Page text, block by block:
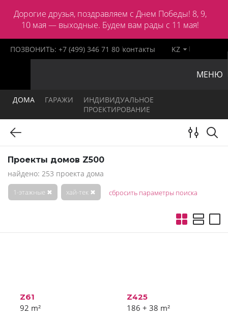
Дорогие друзья, поздравляем с Днем Победы! 8, 9,
10 мая — выходные. Будем вам рады с 11 мая!
ПОЗВОНИТЬ: +7 (499) 346 71 80 контакты KZ
МЕНЮ
ДОМА ГАРАЖИ
ИНДИВИДУАЛЬНОЕ
ПРОЕКТИРОВАНИЕ
Проекты домов Z500
найдено: 253 проекта дома
1-этажные ✖ хай-тек ✖ сбросить параметры поиска
Z61
92 m²
Z425
186 + 38 m²